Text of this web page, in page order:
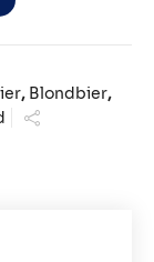
, Blondbier,